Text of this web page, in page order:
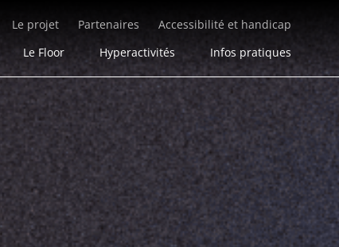
Le projet Partenaires
Accessibilité et handicap
Le Floor Hyperactivités Infos pratiques